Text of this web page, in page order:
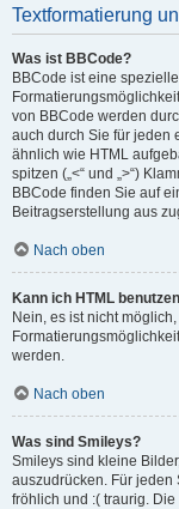
Textformatierung
Was ist BBCode?
BBCode ist eine
von BBCode werden
auch durch Sie für jeden
ähnlich wie HTML
spitzen („<“ und „>“)
BBCode finden Sie auf
Beitragserstellung aus
Nach oben
Kann ich HTML
Nein, es ist nicht
werden.
Nach oben
Was sind Smileys?
Smileys sind kleine
auszudrücken. Für jeden
fröhlich und :( traurig.